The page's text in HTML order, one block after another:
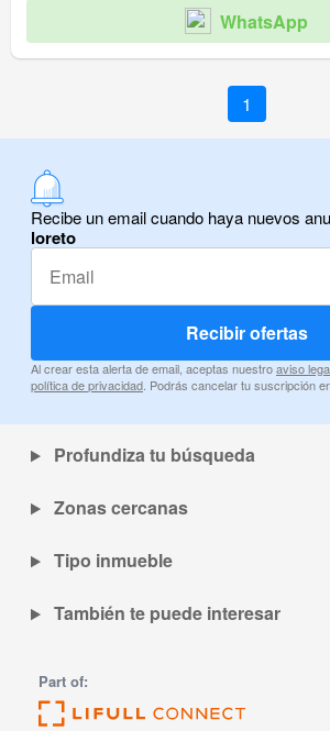
WhatsApp
1
Recibe un email cuando haya nuevos
loreto
Recibir ofertas
Al crear esta alerta de email, aceptas nuestroaviso
política de privacidad. Podrás cancelar tu suscripción
Profundiza tu búsqueda
Zonas cercanas
Tipo inmueble
También te puede interesar
Part of: